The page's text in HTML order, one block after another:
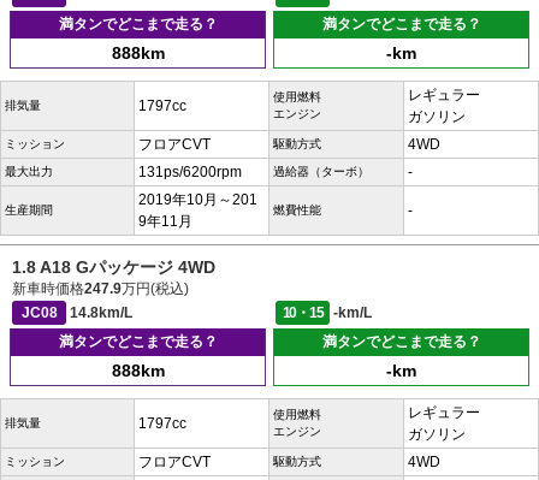
満タンでどこまで走る？
888km
満タンでどこまで走る？
-km
排気量 1797cc
使用燃料
エンジン
レギュラー
ガソリン
ミッション フロアCVT 駆動方式 4WD
最大出力 131ps/6200rpm 過給器（ターボ） -
生産期間
2019年10月～201
9年11月
燃費性能 -
1.8 A18 Gパッケージ 4WD
新車時価格247.9万円(税込)
JC08
14.8km/L 10・15
-km/L
満タンでどこまで走る？
888km
満タンでどこまで走る？
-km
排気量 1797cc
使用燃料
エンジン
レギュラー
ガソリン
ミッション フロアCVT 駆動方式 4WD